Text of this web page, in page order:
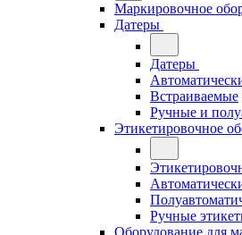
Маркировочное
Датеры
Датеры
Встраиваемые
Ручные и
Этикетировочное
Ручные
Оборудование для